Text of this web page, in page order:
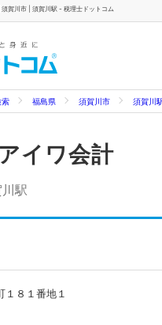
賀川市 | 須賀川駅 - 税理士ドットコム
索 福島県 須賀川市 須賀川
イワ会計
駅
８１番地１